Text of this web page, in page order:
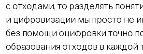
с отходами, то разделять
и цифровизации мы просто не
без помощи оцифровки точно
образования отходов в каждой